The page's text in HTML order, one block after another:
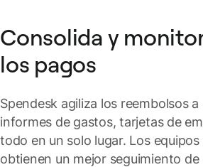
Consolida y
los pagos
Spendesk agiliza los reembolsos a
informes de gastos, tarjetas de
todo en un solo lugar. Los
obtienen un mejor seguimiento